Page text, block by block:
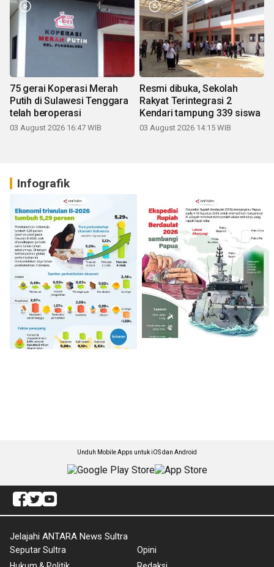
75 gerai Koperasi Merah
Putih di Sulawesi Tenggara
telah beroperasi
03 August 2026 16:47 WIB
Resmi dibuka, Sekolah
Rakyat Terintegrasi 2
Kendari tampung 339 siswa
03 August 2026 14:15 WIB
Infografik
Unduh Mobile Apps untuk iOS dan Android
Jelajahi ANTARA News Sultra
Seputar Sultra
Opini